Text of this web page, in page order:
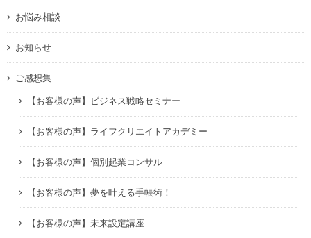
お悩み相談
お知らせ
ご感想集
【お客様の声】ビジネス戦略セミナー
【お客様の声】ライフクリエイトアカデミー
【お客様の声】個別起業コンサル
【お客様の声】夢を叶える手帳術！
【お客様の声】未来設定講座